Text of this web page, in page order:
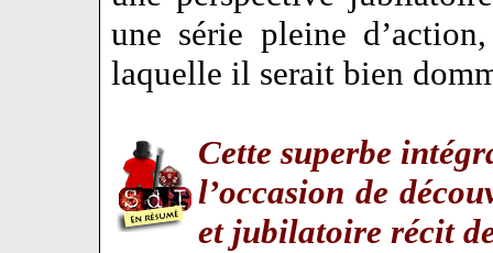
une série pleine
laquelle il serait bien
Cette superbe
l’occasion de
et jubilatoire récit